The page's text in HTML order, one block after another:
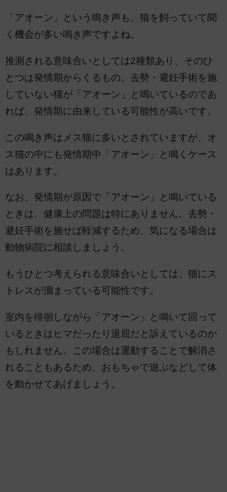
「アオーン」という鳴き声も、猫を飼っていて聞
く機会が多い鳴き声ですよね。
推測される意味合いとしては2種類あり、そのひ
とつは発情期からくるもの。去勢・避妊手術を施
していない猫が「アオーン」と鳴いているのであ
れば、発情期に由来している可能性が高いです。
この鳴き声はメス猫に多いとされていますが、オ
ス猫の中にも発情期中「アオーン」と鳴くケース
はあります。
なお、発情期が原因で「アオーン」と鳴いている
ときは、健康上の問題は特にありません。去勢・
避妊手術を施せば軽減するため、気になる場合は
動物病院に相談しましょう。
もうひとつ考えられる意味合いとしては、猫にス
トレスが溜まっている可能性です。
室内を徘徊しながら「アオーン」と鳴いて回って
いるときはヒマだったり退屈だと訴えているのか
もしれません。この場合は運動することで解消さ
れることもあるため、おもちゃで遊ぶなどして体
を動かせてあげましょう。